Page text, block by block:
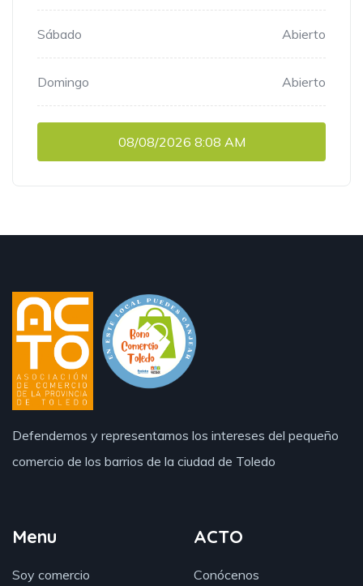
Sábado Abierto
Domingo Abierto
08/08/2026 8:08 AM
Defendemos y representamos los intereses del pequeño
comercio de los barrios de la ciudad de Toledo
Menu
Soy comercio
ACTO
Conócenos